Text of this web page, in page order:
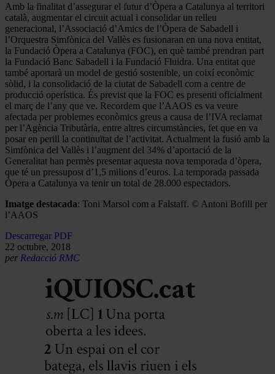
Amb la finalitat d’assegurar el futur d’Òpera a Catalunya al territori
català, augmentar el circuit actual i consolidar un relleu
generacional, l’Associació d’Amics de l’Òpera de Sabadell i
l’Orquestra Simfònica del Vallès es fusionaran en una nova entitat,
la Fundació Òpera a Catalunya (FOC), en què també prendran part
la Fundació Banc Sabadell i la Fundació Fluidra. Una entitat que
també aportarà un model de gestió sostenible, un coixí econòmic
sòlid, i la consolidació de la ciutat de Sabadell com a centre de
producció operística. És previst que la FOC es presenti oficialment
el març de l’any que ve. Recordem que l’AAOS es va veure
afectada per problemes econòmics greus a causa de l’IVA reclamat
per l’Agència Tributària, entre altres circumstàncies, fet que en va
posar en perill la continuïtat de l’activitat. Actualment la fusió amb la
Simfònica del Vallès i l’augment del 34% d’aportació de la
Generalitat han permès presentar aquesta nova temporada d’òpera,
que té un pressupost d’1,5 milions d’euros. La temporada passada
Òpera a Catalunya va tenir un total de 28.000 espectadors.
Imatge destacada: Toni Marsol com a Falstaff. © Antoni Bofill per
l’AAOS
Descarregar PDF
22 octubre, 2018
per Redacció RMC